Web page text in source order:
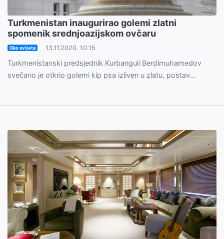
Turkmenistan inaugurirao golemi zlatni
spomenik srednjoazijskom ovčaru
Oko svijeta 13.11.2020. 10:15
Turkmenistanski predsjednik Kurbanguli Berdimuhamedov
svečano je otkrio golemi kip psa izliven u zlatu, postav...